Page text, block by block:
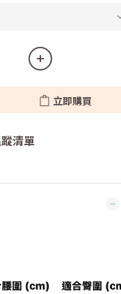
立即購買
清單